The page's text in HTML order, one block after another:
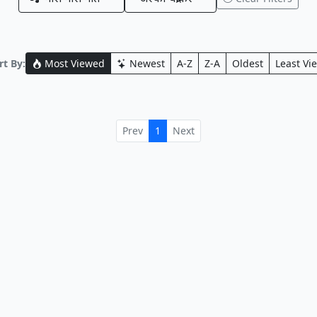
By: Most Viewed Newest A-Z Z-A Oldest Least
Prev 1 Next